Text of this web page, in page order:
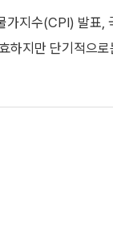
지수(CPI) 발표,
하지만 단기적으